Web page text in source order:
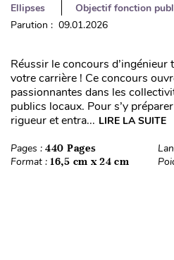
Ellipses
Objectif fonction
Parution : 09.01.2026
Réussir le concours
votre carrière ! Ce concours
passionnantes dans les
publics locaux. Pour s’y
rigueur et entra... LIRE LA SUITE
Pages : 440 Pages
Format : 16,5 cm x 24 cm